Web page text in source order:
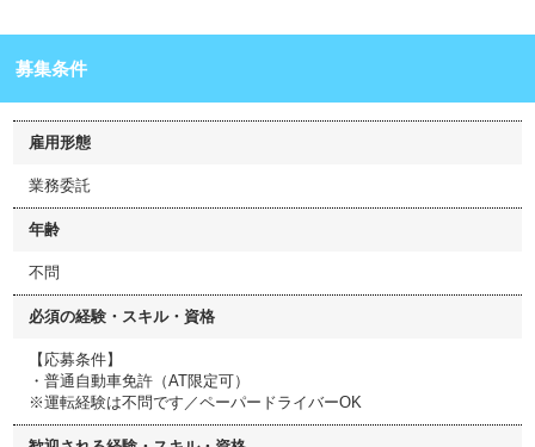
募集条件
雇用形態
業務委託
年齢
不問
必須の経験・スキル・資格
【応募条件】
・普通自動車免許（AT限定可）
※運転経験は不問です／ペーパードライバーOK